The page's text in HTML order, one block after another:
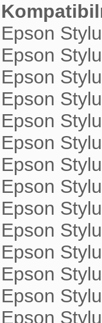
Epson
Epson
Epson
Epson
Epson
Epson
Epson
Epson
Epson
Epson
Epson
Epson
Epson
Epson